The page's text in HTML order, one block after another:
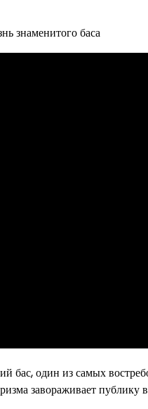
бас, один из самых
завораживает публику